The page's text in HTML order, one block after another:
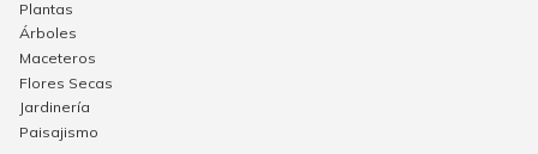
Plantas
Árboles
Maceteros
Flores Secas
Jardinería
Paisajismo